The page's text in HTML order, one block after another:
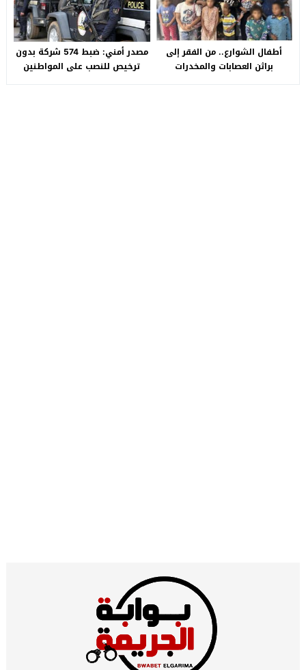
أطفال الشوارع.. من الفقر إلى
براثن العصابات والمخدرات
مصدر أمني: ضبط 574 شركة بدون
ترخيص للنصب على المواطنين